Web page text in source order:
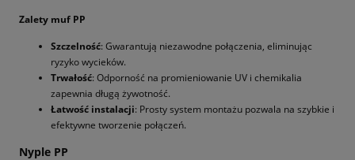
Zalety muf PP
Szczelność: Gwarantują niezawodne połączenia, eliminując
ryzyko wycieków.
Trwałość: Odporność na promieniowanie UV i chemikalia
zapewnia długą żywotność.
Łatwość instalacji: Prosty system montażu pozwala na szybkie i
efektywne tworzenie połączeń.
Nyple PP